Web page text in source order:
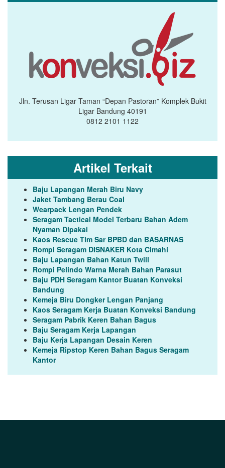
Jln. Terusan Ligar Taman “Depan Pastoran” Komplek Bukit
Ligar Bandung 40191
0812 2101 1122
Artikel Terkait
Baju Lapangan Merah Biru Navy
Jaket Tambang Berau Coal
Wearpack Lengan Pendek
Seragam Tactical Model Terbaru Bahan Adem
Nyaman Dipakai
Kaos Rescue Tim Sar BPBD dan BASARNAS
Rompi Seragam DISNAKER Kota Cimahi
Baju Lapangan Bahan Katun Twill
Rompi Pelindo Warna Merah Bahan Parasut
Baju PDH Seragam Kantor Buatan Konveksi
Bandung
Kemeja Biru Dongker Lengan Panjang
Kaos Seragam Kerja Buatan Konveksi Bandung
Seragam Pabrik Keren Bahan Bagus
Baju Seragam Kerja Lapangan
Baju Kerja Lapangan Desain Keren
Kemeja Ripstop Keren Bahan Bagus Seragam
Kantor